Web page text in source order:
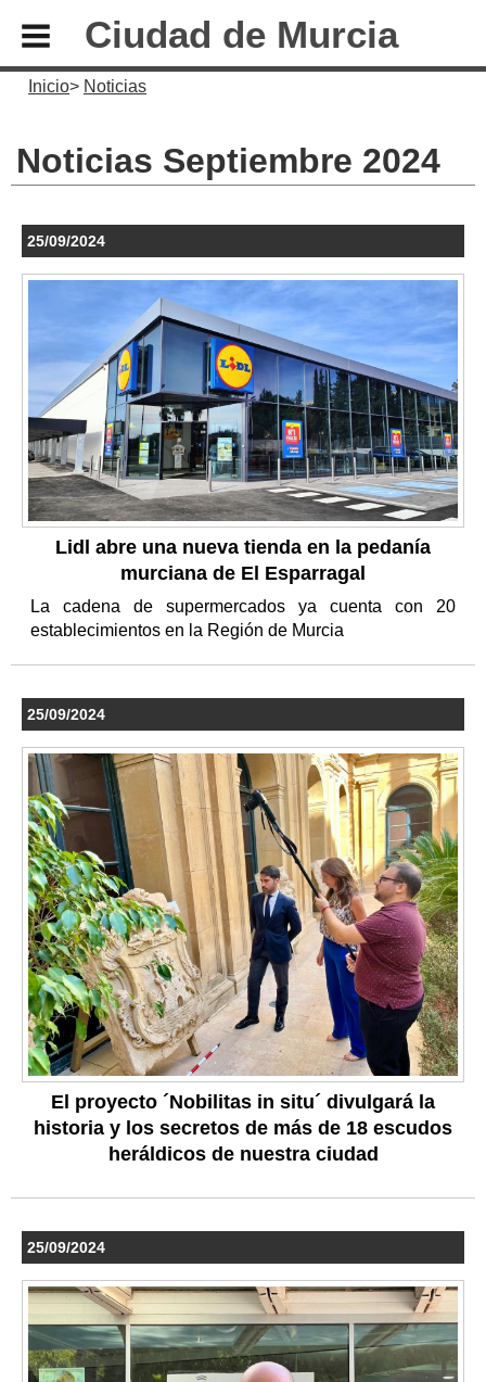
Ciudad de Murcia
Inicio Noticias
Noticias Septiembre 2024
25/09/2024
Lidl abre una nueva tienda en la pedanía
murciana de El Esparragal
La cadena de supermercados ya cuenta con 20
establecimientos en la Región de Murcia
25/09/2024
El proyecto ´Nobilitas in situ´ divulgará la
historia y los secretos de más de 18 escudos
heráldicos de nuestra ciudad
25/09/2024